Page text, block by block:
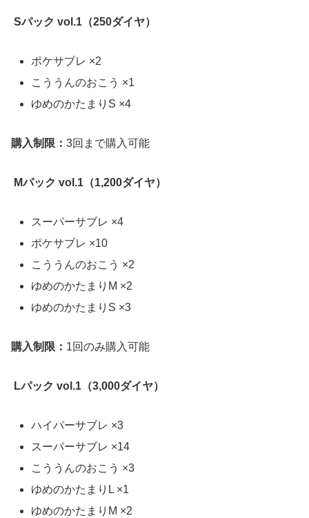
Sパック vol.1（250ダイヤ）
ポケサブレ ×2
こううんのおこう ×1
ゆめのかたまりS ×4
購入制限： 3回まで購入可能
Mパック vol.1（1,200ダイヤ）
スーパーサブレ ×4
ポケサブレ ×10
こううんのおこう ×2
ゆめのかたまりM ×2
ゆめのかたまりS ×3
購入制限： 1回のみ購入可能
Lパック vol.1（3,000ダイヤ）
ハイパーサブレ ×3
スーパーサブレ ×14
こううんのおこう ×3
ゆめのかたまりL ×1
ゆめのかたまりM ×2